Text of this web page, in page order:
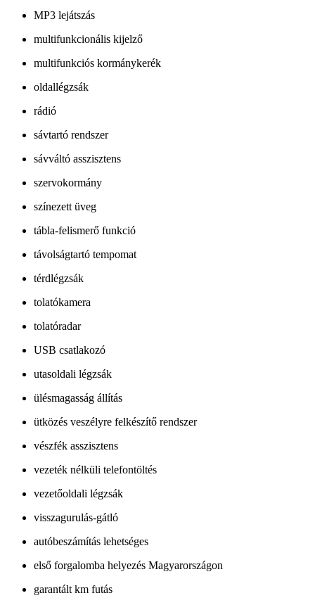
MP3 lejátszás
multifunkcionális kijelző
multifunkciós kormánykerék
oldallégzsák
rádió
sávtartó rendszer
sávváltó asszisztens
szervokormány
színezett üveg
tábla-felismerő funkció
távolságtartó tempomat
térdlégzsák
tolatókamera
tolatóradar
USB csatlakozó
utasoldali légzsák
ülésmagasság állítás
ütközés veszélyre felkészítő rendszer
vészfék asszisztens
vezeték nélküli telefontöltés
vezetőoldali légzsák
visszagurulás-gátló
autóbeszámítás lehetséges
első forgalomba helyezés Magyarországon
garantált km futás